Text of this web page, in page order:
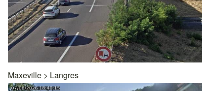
Maxeville > Langres